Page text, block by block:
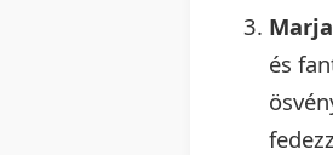
és